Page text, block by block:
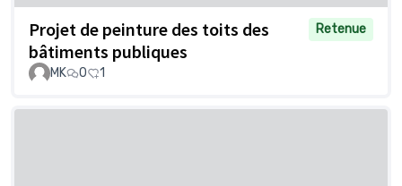
Projet de peinture des toits des
bâtiments publiques
Retenue
MK 0 1